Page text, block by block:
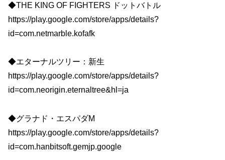
◆THE KING OF FIGHTERS ドットバトル
https://play.google.com/store/apps/details?
id=com.netmarble.kofafk
◆エターナルツリー：新生
https://play.google.com/store/apps/details?
id=com.neorigin.eternaltree&hl=ja
◆グラナド・エスパダM
https://play.google.com/store/apps/details?
id=com.hanbitsoft.gemjp.google